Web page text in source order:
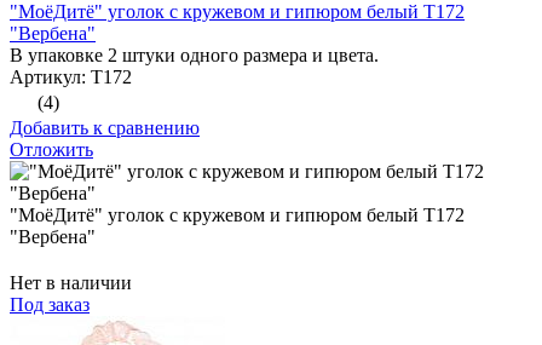
"МоёДитё" уголок с кружевом и гипюром белый Т172
"Вербена"
В упаковке 2 штуки одного размера и цвета.
Артикул: Т172
(4)
Добавить к сравнению
Отложить
"МоёДитё" уголок с кружевом и гипюром белый Т172
"Вербена"
Нет в наличии
Под заказ